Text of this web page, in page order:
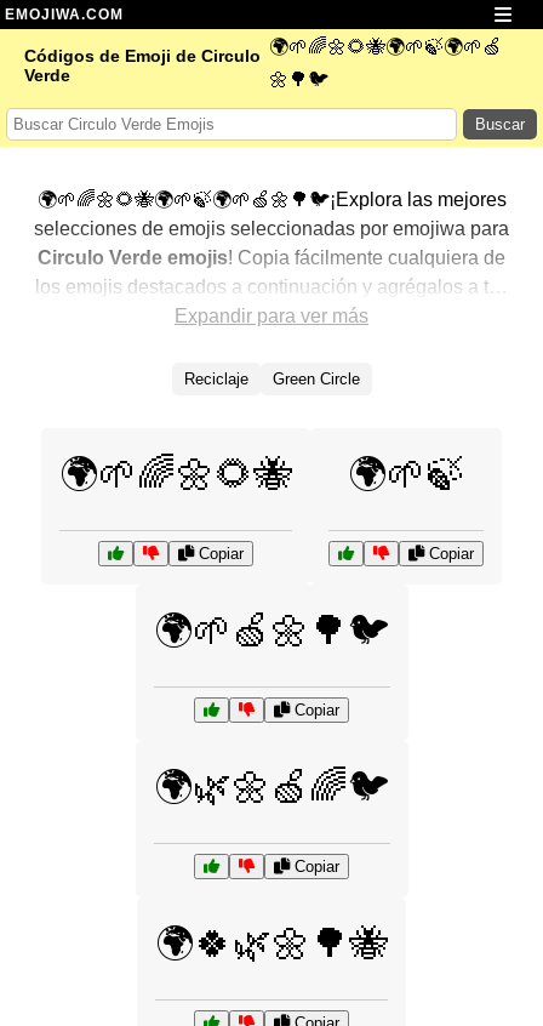
EMOJIWA.COM
Códigos de Emoji de Circulo
Verde
🌍🌱🌈🌼🌻🐝🌍🌱🍃🌍🌱🍏
🌼🌳🐦
Buscar
🌍🌱🌈🌼🌻🐝🌍🌱🍃🌍🌱🍏🌼🌳🐦¡Explora las mejores
selecciones de emojis seleccionadas por emojiwa para
Circulo Verde emojis! Copia fácilmente cualquiera de
los emojis destacados a continuación y agrégalos a tus
conversaciones para un toque personalizado. Hemos
mostrando primero los más populares. ¿Buscas más?
Expandir para ver más
Reciclaje Green Circle
🌍🌱🌈🌼🌻🐝
Copiar
🌍🌱🍃
Copiar
🌍🌱🍏🌼🌳🐦
Copiar
🌍🌿🌼🍏🌈🐦
Copiar
🌍🍀🌿🌼🌳🐝